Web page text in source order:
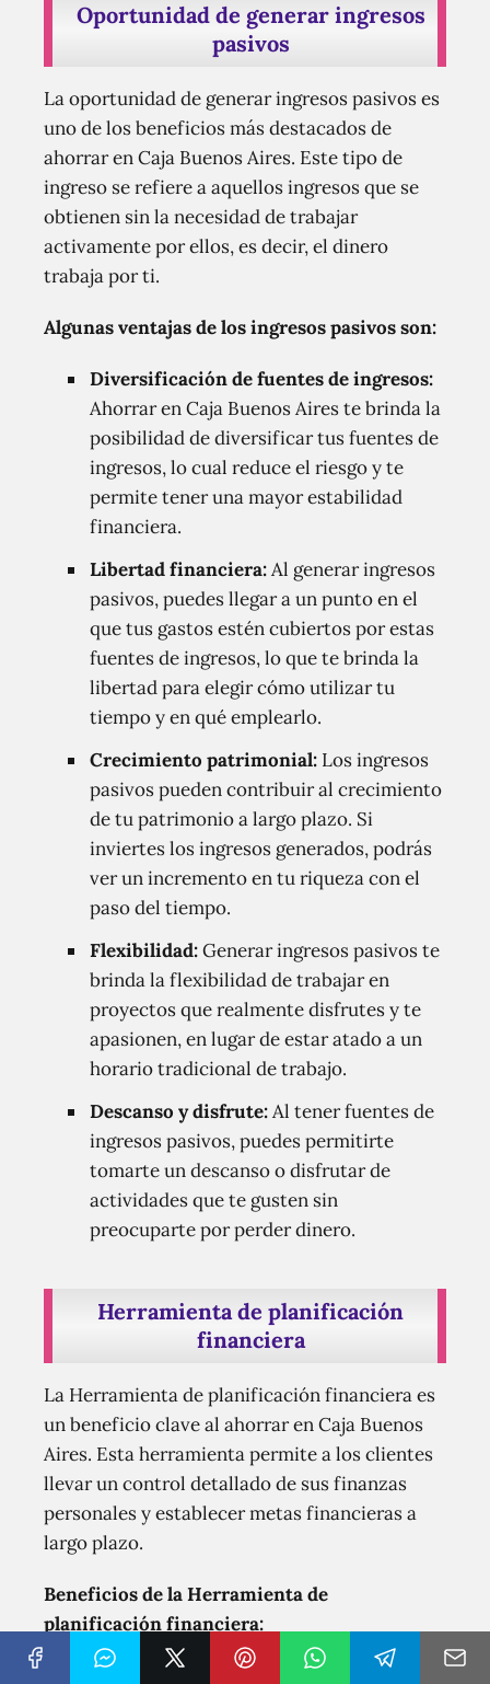
Oportunidad de generar ingresos
pasivos
La oportunidad de generar ingresos pasivos es
uno de los beneficios más destacados de
ahorrar en Caja Buenos Aires. Este tipo de
ingreso se refiere a aquellos ingresos que se
obtienen sin la necesidad de trabajar
activamente por ellos, es decir, el dinero
trabaja por ti.
Algunas ventajas de los ingresos pasivos son:
Diversificación de fuentes de ingresos:
Ahorrar en Caja Buenos Aires te brinda la
posibilidad de diversificar tus fuentes de
ingresos, lo cual reduce el riesgo y te
permite tener una mayor estabilidad
financiera.
Libertad financiera:Al generar ingresos
pasivos, puedes llegar a un punto en el
que tus gastos estén cubiertos por estas
fuentes de ingresos, lo que te brinda la
libertad para elegir cómo utilizar tu
tiempo y en qué emplearlo.
Crecimiento patrimonial: Los ingresos
pasivos pueden contribuir al crecimiento
de tu patrimonio a largo plazo. Si
inviertes los ingresos generados, podrás
ver un incremento en tu riqueza con el
paso del tiempo.
Flexibilidad:Generar ingresos pasivos te
brinda la flexibilidad de trabajar en
proyectos que realmente disfrutes y te
apasionen, en lugar de estar atado a un
horario tradicional de trabajo.
Descanso y disfrute:Al tener fuentes de
ingresos pasivos, puedes permitirte
tomarte un descanso o disfrutar de
actividades que te gusten sin
preocuparte por perder dinero.
Herramienta de planificación
financiera
La Herramienta de planificación financiera es
un beneficio clave al ahorrar en Caja Buenos
Aires. Esta herramienta permite a los clientes
llevar un control detallado de sus finanzas
personales y establecer metas financieras a
largo plazo.
Beneficios de la Herramienta de
planificación financiera:
Control y seguimiento: La herramienta de